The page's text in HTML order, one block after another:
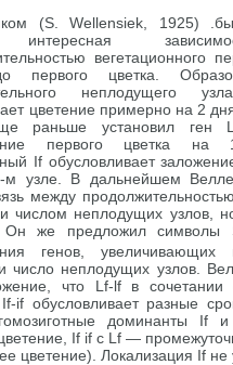
(S. Wellensiek, 1925)
интересная
вегетационного
первого цветка.
неплодущего
цветение примерно на 2
раньше установил ген
первого цветка на
If обусловливает
узле. В дальнейшем
между
числом неплодущих узлов,
Он же предложил символы
генов, увеличивающих
число неплодущих узлов.
что Lf-lf в сочетании
if обусловливает разные
доминанты If
If if с Lf —
цветение). Локализация If не